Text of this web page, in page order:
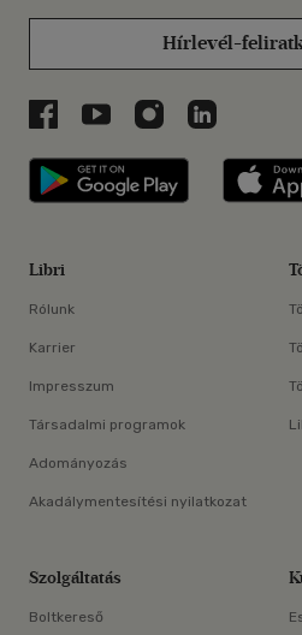
Hírlevél-
Libri a Facebookon
Libri a Youtube-on
Libri azLibri a
Libri
Libri
Rólunk
Karrier
Impresszum
Társadalmi programok
Adományozás
Akadálymentesítési nyilatkozat
Szolgáltatás
Boltkereső